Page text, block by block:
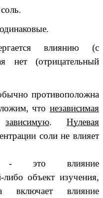
влиянию (с
нет (отрицательный
противоположна
что независимая
зависимую. Нулевая
соли не влияет
это влияние
либо объект изучения,
включает влияние